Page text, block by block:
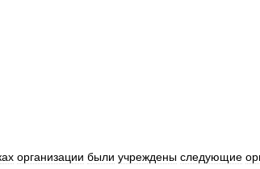
организации были учреждены следующие